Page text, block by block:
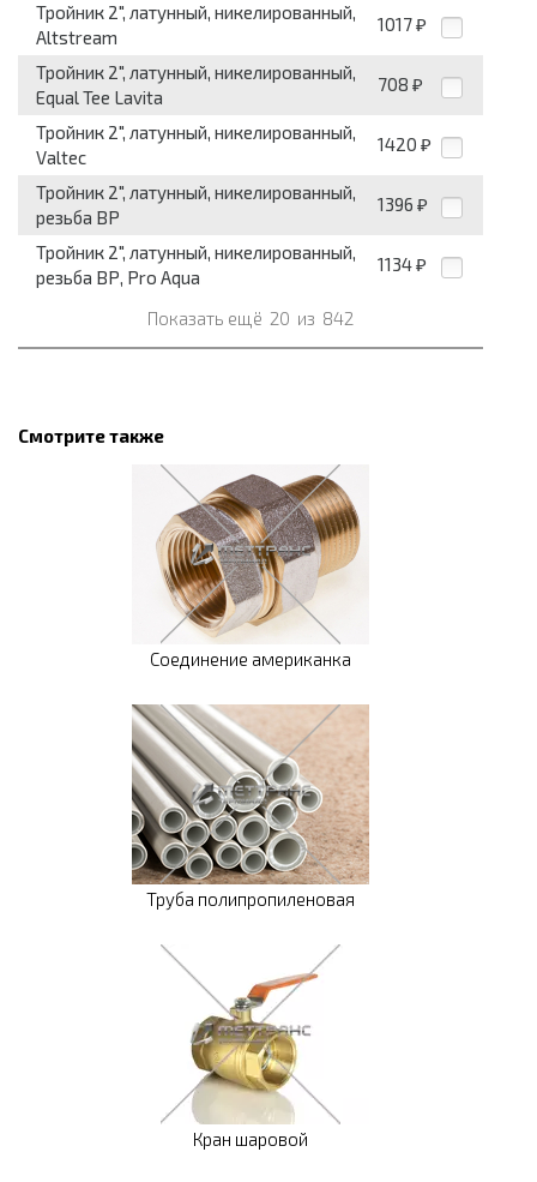
Тройник 2", латунный, никелированный,
Altstream
1017 ₽
Тройник 2", латунный, никелированный,
Equal Tee Lavita
708 ₽
Тройник 2", латунный, никелированный,
Valtec
1420 ₽
Тройник 2", латунный, никелированный,
резьба ВР
1396 ₽
Тройник 2", латунный, никелированный,
резьба ВР, Pro Aqua
1134 ₽
Показать ещё 20 из 842
Смотрите также
Соединение американка
Труба полипропиленовая
Кран шаровой